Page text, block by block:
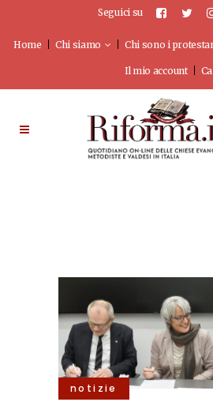
Seguici su
Home Chi siamo Chi sono i
Il mio account
notizie